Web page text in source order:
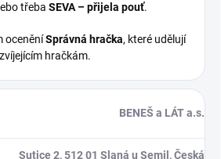
třeba SEVA – přijela pouť.
oceněníSprávná hračka, které udělují
hračkám.
BENEŠ a LÁT a.s.
Sutice 2, 512 01 Slaná u Semil, Česká